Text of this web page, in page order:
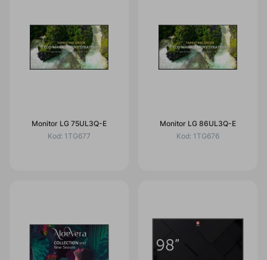
Monitor LG 75UL3Q-E
Kod: 1TG677
Monitor LG 86UL3Q-E
Kod: 1TG676